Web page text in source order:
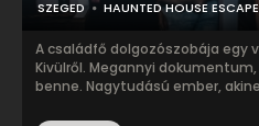
SZEGED HAUNTED HOUSE
A családfő dolgozószobája egy
Kivülről. Megannyi
benne. Nagytudású ember,